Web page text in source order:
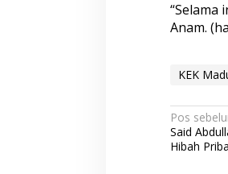
“Selama
Anam.
KEK
N
a
Pos
Said
Hibah